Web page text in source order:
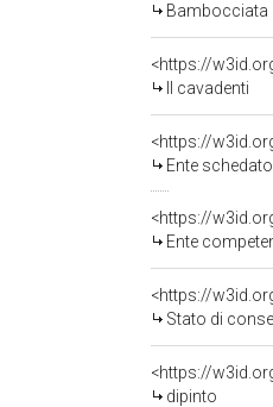
Bambocciata
<https://
Il cavadenti
<https://
Ente schedatore
<https://
Ente competente
<https://
Stato di
<https://
dipinto